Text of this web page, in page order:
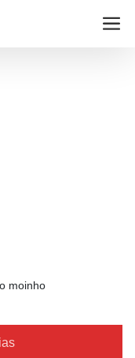
moinho